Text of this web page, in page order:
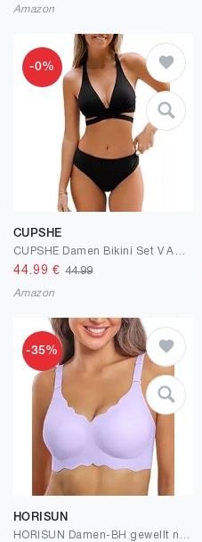
Amazon
-0%
CUPSHE
44.99 €44.99
Amazon
-35%
HORISUN